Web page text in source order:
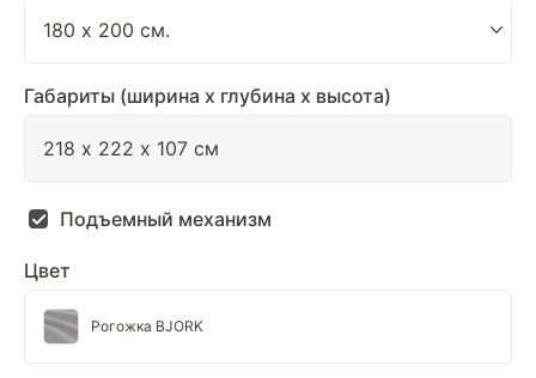
Габариты (ширина х глубина х высота)
Подъемный механизм
Цвет
Рогожка BJORK